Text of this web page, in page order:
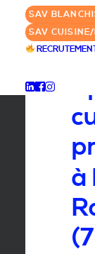
SAV
SAV CUISINE/
✆ 09
à